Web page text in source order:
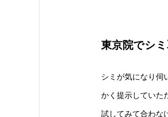
東京院でシ
シミが気になり伺
かく提示していた
試してみて合わな